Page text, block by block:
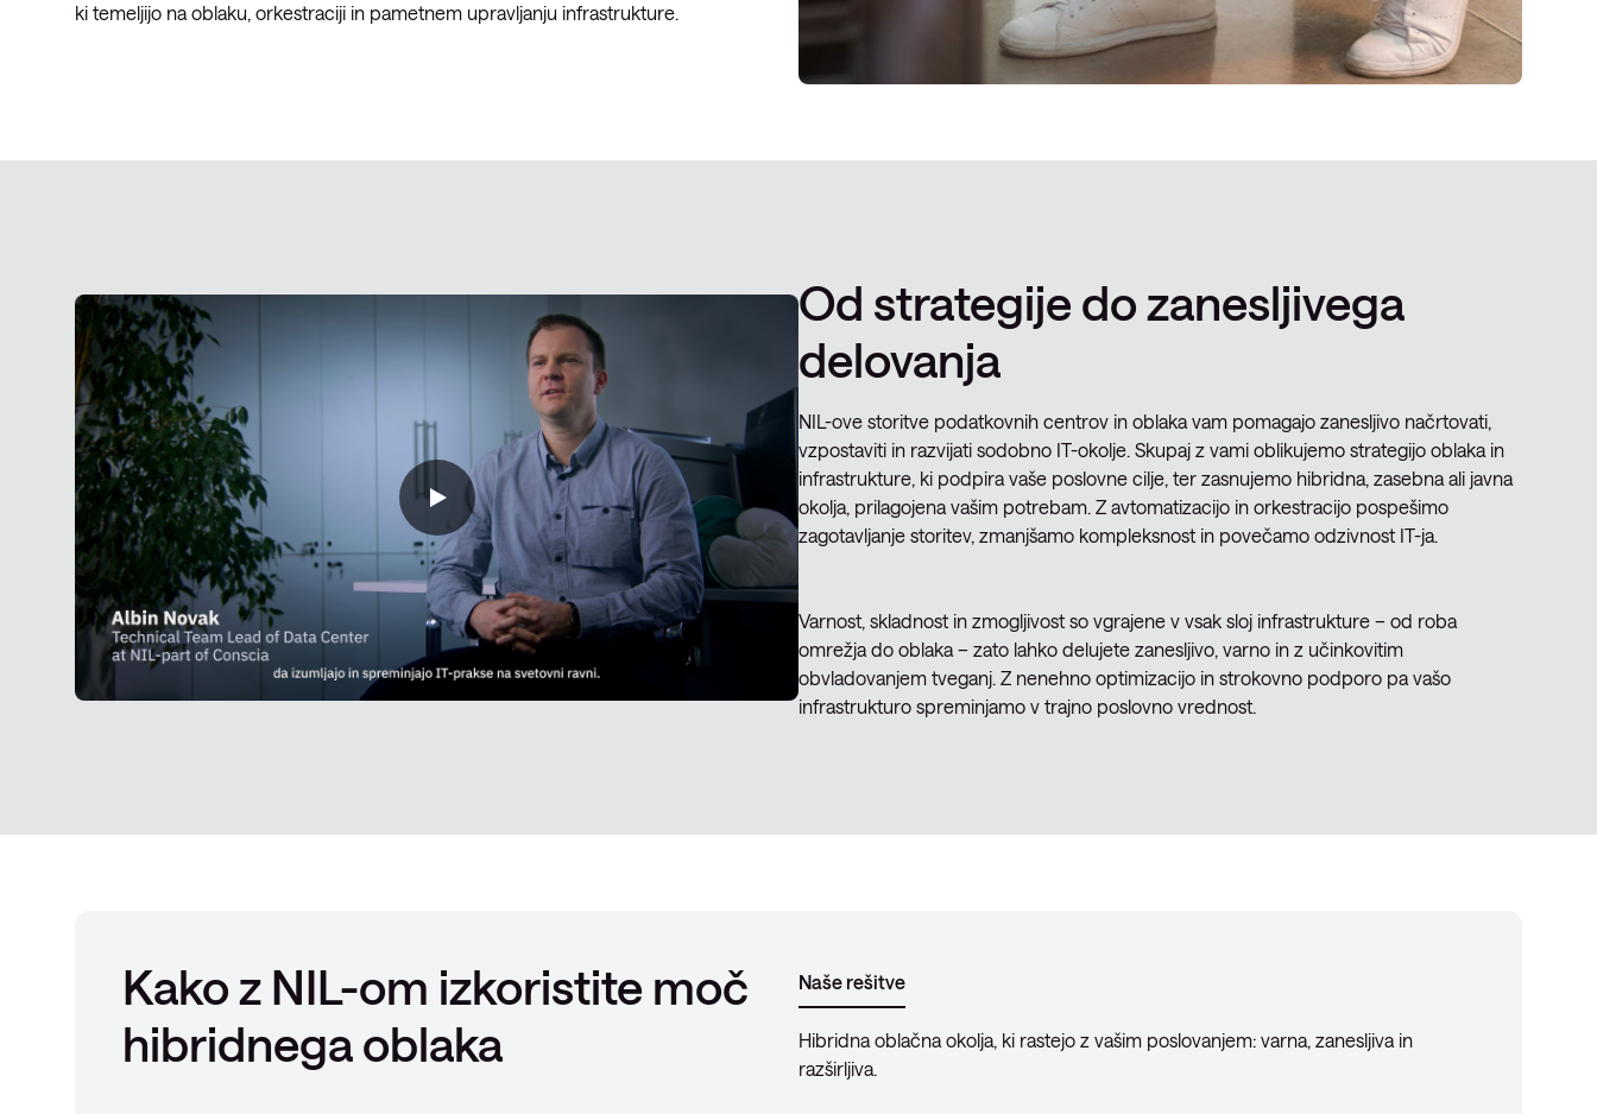
ki temeljijo na oblaku, orkestraciji in pametnem upravljanju infrastrukture.
Od strategije do zanesljivega
delovanja
NIL-ove storitve podatkovnih centrov in oblaka vam pomagajo zanesljivo načrtovati,
vzpostaviti in razvijati sodobno IT-okolje. Skupaj z vami oblikujemo strategijo oblaka in
infrastrukture, ki podpira vaše poslovne cilje, ter zasnujemo hibridna, zasebna ali javna
okolja, prilagojena vašim potrebam. Z avtomatizacijo in orkestracijo pospešimo
zagotavljanje storitev, zmanjšamo kompleksnost in povečamo odzivnost IT-ja.
Varnost, skladnost in zmogljivost so vgrajene v vsak sloj infrastrukture – od roba
omrežja do oblaka – zato lahko delujete zanesljivo, varno in z učinkovitim
obvladovanjem tveganj. Z nenehno optimizacijo in strokovno podporo pa vašo
infrastrukturo spreminjamo v trajno poslovno vrednost.
Kako z NIL-om izkoristite moč
hibridnega oblaka
Naše rešitve
Hibridna oblačna okolja, ki rastejo z vašim poslovanjem: varna, zanesljiva in
razširljiva.